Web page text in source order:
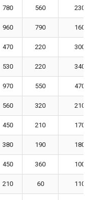
780 560 230
960 790 160
470 220 300
530 220 340
970 550 470
560 320 210
450 210 170
380 190 180
450 360 100
210 60 110